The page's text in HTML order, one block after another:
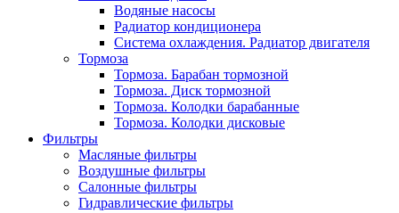
Водяные насосы
Радиатор кондиционера
Система охлаждения. Радиатор двигателя
Тормоза
Тормоза. Барабан тормозной
Тормоза. Диск тормозной
Тормоза. Колодки барабанные
Тормоза. Колодки дисковые
Фильтры
Масляные фильтры
Воздушные фильтры
Салонные фильтры
Гидравлические фильтры